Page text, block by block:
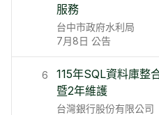
服務
台中市政府水利局
7月8日 公告
6
115年SQL資料庫整
暨2年維護
台灣銀行股份有限公司